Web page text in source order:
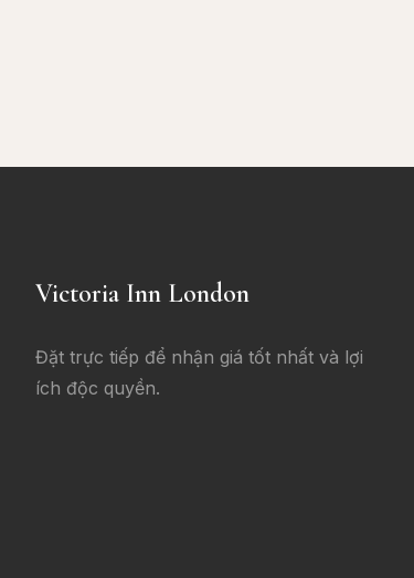
Victoria Inn London
Đặt trực tiếp để nhận giá tốt nhất và lợi
ích độc quyền.